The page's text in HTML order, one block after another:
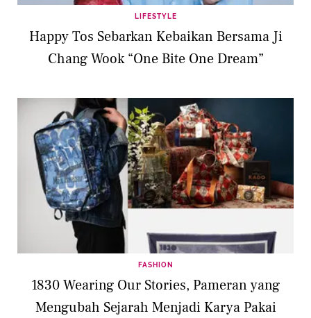
LIFESTYLE
Happy Tos Sebarkan Kebaikan Bersama Ji
Chang Wook “One Bite One Dream”
FASHION
1830 Wearing Our Stories, Pameran yang
Mengubah Sejarah Menjadi Karya Pakai